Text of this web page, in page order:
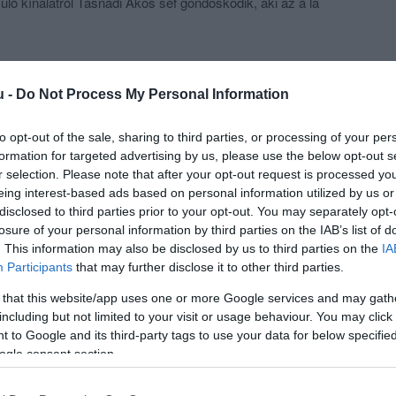
- Do Not Process My Personal Information
opt-out of the sale, sharing to third parties, or processing of your
for targeted advertising by us, please use the below opt-out
selection. Please note that after your opt-out request is processed
interest-based ads based on personal information utilized by us
to third parties prior to your opt-out. You may separately
of your personal information by third parties on the IAB’s list of
This information may also be disclosed by us to third parties on the
Participants that may further disclose it to other third parties.
that this website/app uses one or more Google services and may
but not limited to your visit or usage behaviour. You may
to Google and its third-party tags to use your data for below
consent section.
ajánlatban szezonális különlegességekkel színesíti
néhány különleges külföldi tétellel kiegészítve.
a nagypolgári, mégis otthonos miliőt egy
a kiegészítőknek köszönhetően mégis izgalmas,
váltotta.
belváros egyik legizgalmasabb kulináris színfoltja,
vacsorához, családi ebédre és üzleti